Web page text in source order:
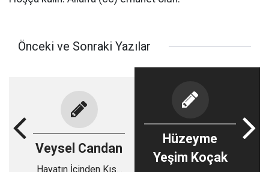
Önceki ve Sonraki Yazılar
Veysel Candan
Hayatın İçinden Kısa
Hüzeyme
Yeşim Koçak